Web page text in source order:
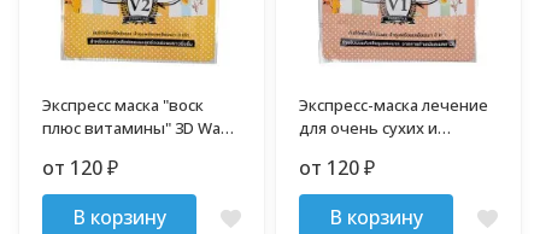
Экспресс маска "воск
плюс витамины" 3D Wax
от 120₽
В корзину
Экспресс-маска лечение
для очень сухих и
мл V1
от 120₽
В корзину